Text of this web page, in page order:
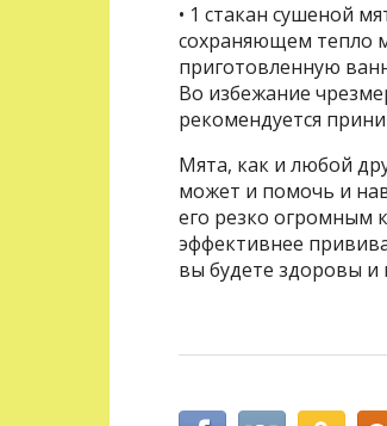
• 1 стакан сушеной
сохраняющем тепло
приготовленную
Во избежание
рекомендуется
Мята, как и любой
может и помочь и
его резко огромным
эффективнее
вы будете здоровы и